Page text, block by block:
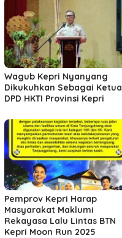
Wagub Kepri Nyanyang
Dikukuhkan Sebagai Ketua
DPD HKTI Provinsi Kepri
Pemprov Kepri Harap
Masyarakat Maklumi
Rekayasa Lalu Lintas BTN
Kepri Moon Run 2025